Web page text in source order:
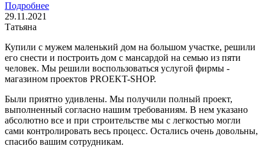
Подробнее
29.11.2021
Татьяна
Купили с мужем маленький дом на большом участке, решили
его снести и построить дом с мансардой на семью из пяти
человек. Мы решили воспользоваться услугой фирмы -
магазином проектов PROEKT-SHOP.
Были приятно удивлены. Мы получили полный проект,
выполненный согласно нашим требованиям. В нем указано
абсолютно все и при строительстве мы с легкостью могли
сами контролировать весь процесс. Остались очень довольны,
спасибо вашим сотрудникам.